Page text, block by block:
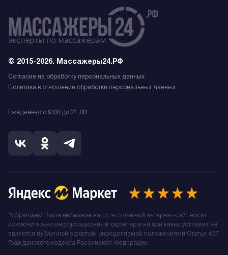
© 2015-2026. Массажеры24.РФ
Согласие на обработку персональных данных
Политика в отношении обработки персональных данных
Ежедневно с 9.00 до 21.00
*Обращаем Ваше внимание на то, что данный интернет-сайт носит
исключительно информационный характер и ни при каких условиях не
является публичной офертой, определяемой положениями Статьи 437
Гражданского кодекса Российской Федерации.